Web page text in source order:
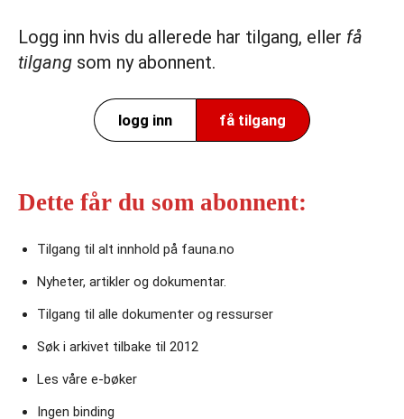
Logg inn hvis du allerede har tilgang, eller få
tilgang som ny abonnent.
logg inn få tilgang
Dette får du som abonnent:
Tilgang til alt innhold på fauna.no
Nyheter, artikler og dokumentar.
Tilgang til alle dokumenter og ressurser
Søk i arkivet tilbake til 2012
Les våre e‑bøker
Ingen binding